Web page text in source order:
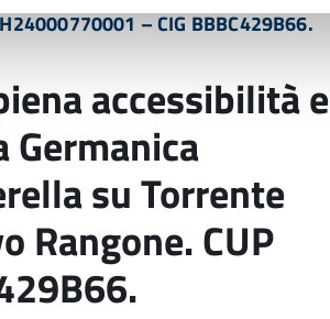
– CIG BBBC429B66.
accessibilità e
su Torrente
Rangone. CUP